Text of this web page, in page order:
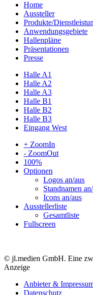
Home
Aussteller
Produkte/
Anwendungsgebiete
Hallenpläne
Präsentationen
Presse
Halle A1
Halle A2
Halle A3
Halle B1
Halle B2
Halle B3
Eingang West
+ ZoomIn
- ZoomOut
100%
Optionen
Logos an/aus
Standnamen
Icons an/aus
Ausstellerliste
Gesamtliste
Fullscreen
© jl.medien GmbH. Eine
Anzeige
Anbieter &
Datenschutz